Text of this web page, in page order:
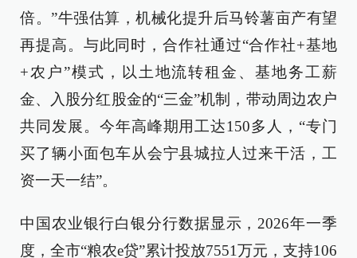
倍。”牛强估算，机械化提升后马铃薯亩产有望
再提高。与此同时，合作社通过“合作社+基地
+农户”模式，以土地流转租金、基地务工薪
金、入股分红股金的“三金”机制，带动周边农户
共同发展。今年高峰期用工达150多人，“专门
买了辆小面包车从会宁县城拉人过来干活，工
资一天一结”。
中国农业银行白银分行数据显示，2026年一季
度，全市“粮农e贷”累计投放7551万元，支持106